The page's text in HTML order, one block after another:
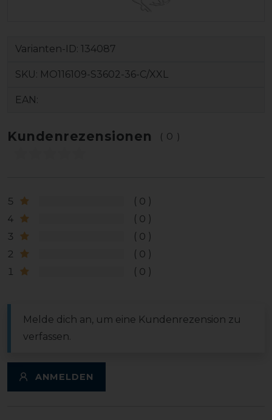
Varianten-ID: 134087
SKU: MO116109-S3602-36-C/XXL
EAN:
Kundenrezensionen (0)
5
0
4
0
3
0
2
0
1
0
Melde dich an, um eine Kundenrezension zu
verfassen.
ANMELDEN